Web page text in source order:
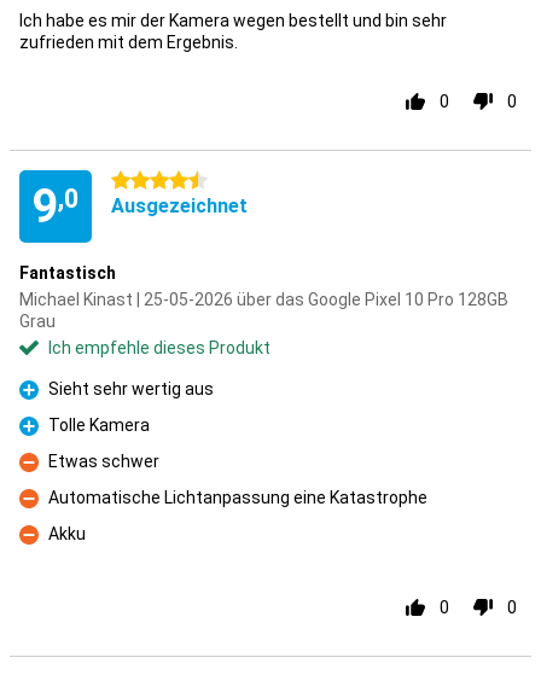
Ich habe es mir der Kamera wegen bestellt und bin sehr
zufrieden mit dem Ergebnis.
0 0
9,0
4.5 Sterne
Ausgezeichnet
Fantastisch
Michael Kinast | 25-05-2026 über das Google Pixel 10 Pro 128GB
Grau
Ich empfehle dieses Produkt
Pro
Sieht sehr wertig aus
Pro
Tolle Kamera
Kontra
Etwas schwer
Kontra
Automatische Lichtanpassung eine Katastrophe
Kontra
Akku
0 0